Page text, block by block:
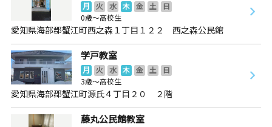
月 火 水 木 金 土
日
0歳～高校生
愛知県海部郡蟹江町西之森１丁目１２２ 西之森公民館
学戸教室
月 火 水 木 金 土
日
3歳～高校生
愛知県海部郡蟹江町源氏４丁目２０ ２階
藤丸公民館教室